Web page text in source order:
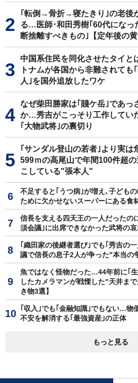
｢転倒→骨折→寝たきり｣の老後
る…医師･和田秀樹｢60代になっ
断捨離すべきもの｣【定年後の黄
中国系住民を同化させたタイ
トナムが各国から非難されても
人｣を国外追放したワケ
なぜ柴田勝家は｢賤ケ岳｣であっ
か…秀吉がこっそり工作してい
｢大物武将｣の裏切り
｢サンダル登山の若者｣より実
599ｍの高尾山で年間100件超
こしている"張本人"
不足すると｢うつ病｣が増え､子ども
ために欠かせないスーパーにある食
信長を支える四天王の一人だった
須会議｣に出席できなかった武将の
｢織田家の後継者選び｣でも｢秀吉の
議で信長の息子2人が争った"本当の
魚ではなく怪物だった…44年前に｢
したカメラマンが戦慄した"天井ま
き物3選】
｢収入｣でも｢金融知識｣でもない…物
不安を解消する｢最強資産｣の正体
もっと見る